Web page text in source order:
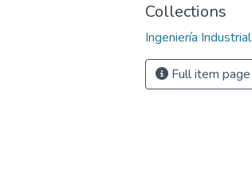
Collections
Ingeniería Industrial
Full item page